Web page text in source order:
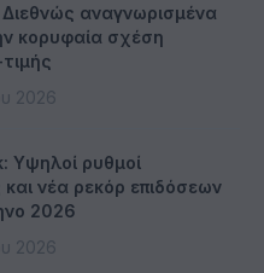
αναγνωρισμένα
κορυφαία σχέση
2026
Υψηλοί ρυθμοί
νέα ρεκόρ επιδόσεων
2026
2026